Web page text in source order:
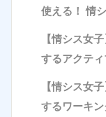
使える！ 情
【情シス女
するアクテ
【情シス女
するワーキ